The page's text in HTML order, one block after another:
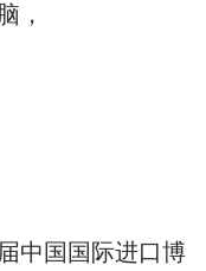
，
中国国际进口博